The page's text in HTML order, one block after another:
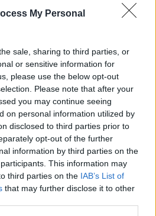
My Personal
sale, sharing to third parties, or
or sensitive information for
please use the below opt-out
Please note that after your
you may continue seeing
on personal information utilized by
disclosed to third parties prior to
opt-out of the further
information by third parties on the
This information may
third parties on the IAB’s List of
that may further disclose it to other
για βασιλική κηδεία όταν
στη Λέσβο
(10/08) πολύ υψηλός ο κίνδυνος